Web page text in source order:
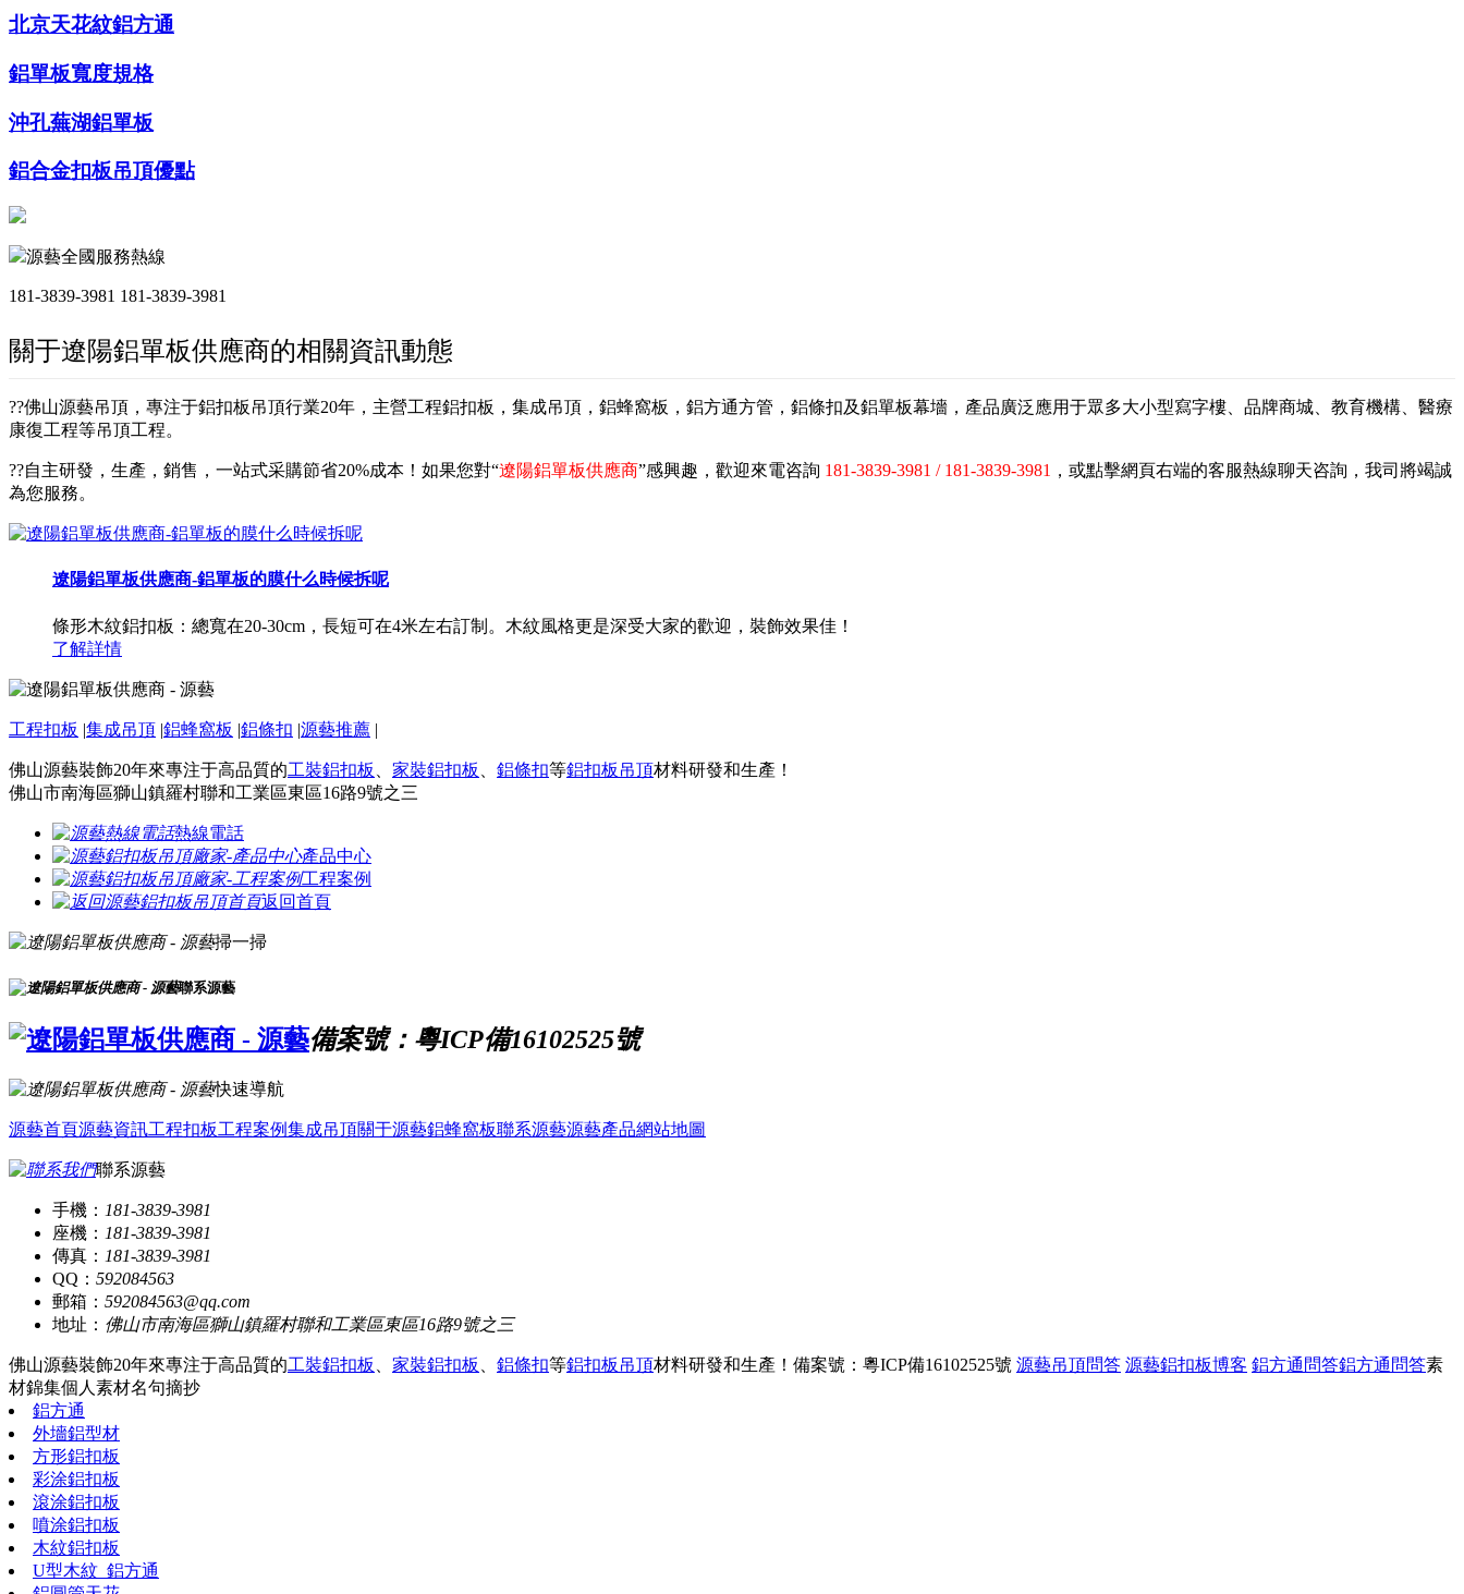
北京天花紋鋁方通
鋁單板寬度規格
沖孔蕪湖鋁單板
鋁合金扣板吊頂優點
源藝全國服務熱線
181-3839-3981 181-3839-3981
關于遼陽鋁單板供應商的相關資訊動態
??佛山源藝吊頂，專注于鋁扣板吊頂行業20年，主營工程鋁扣板，集成吊頂，鋁蜂窩板，鋁方通方管，鋁條扣及鋁單板幕墻，產品廣泛應用于眾多大小型寫字樓、品牌商城、教育機構、醫療
康復工程等吊頂工程。
??自主研發，生產，銷售，一站式采購節省20%成本！如果您對“遼陽鋁單板供應商”感興趣，歡迎來電咨詢 181-3839-3981 / 181-3839-3981 ，或點擊網頁右端的客服熱線聊天咨詢，我司將竭誠
為您服務。
遼陽鋁單板供應商-鋁單板的膜什么時候拆呢
條形木紋鋁扣板：總寬在20-30cm，長短可在4米左右訂制。木紋風格更是深受大家的歡迎，裝飾效果佳！
了解詳情
工程扣板 |集成吊頂 |鋁蜂窩板 |鋁條扣 |源藝推薦 |
佛山源藝裝飾20年來專注于高品質的工裝鋁扣板 家裝鋁扣板 鋁條扣等鋁扣板吊頂材料研發和生產！
佛山市南海區獅山鎮羅村聯和工業區東區16路9號之三
熱線電話
產品中心
工程案例
返回首頁
掃一掃
聯系源藝
備案號：粵ICP備16102525號
快速導航
源藝首頁源藝資訊工程扣板工程案例集成吊頂關于源藝鋁蜂窩板聯系源藝源藝產品網站地圖
聯系源藝
手機： 181-3839-3981
座機： 181-3839-3981
傳真： 181-3839-3981
QQ： 592084563
郵箱： 592084563@qq.com
地址： 佛山市南海區獅山鎮羅村聯和工業區東區16路9號之三
佛山源藝裝飾20年來專注于高品質的工裝鋁扣板 家裝鋁扣板 鋁條扣等鋁扣板吊頂材料研發和生產！ 備案號：粵ICP備16102525號 源藝吊頂問答 源藝鋁扣板博客 鋁方通問答鋁方通問答素
材錦集個人素材名句摘抄
鋁方通
外墻鋁型材
方形鋁扣板
彩涂鋁扣板
滾涂鋁扣板
噴涂鋁扣板
木紋鋁扣板
U型木紋_鋁方通